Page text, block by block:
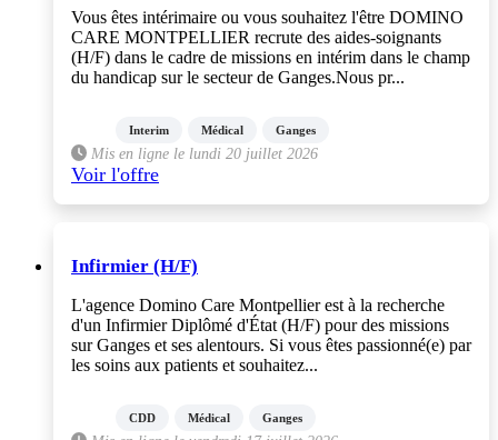
Vous êtes intérimaire ou vous souhaitez l'être DOMINO
CARE MONTPELLIER recrute des aides-soignants
(H/F) dans le cadre de missions en intérim dans le champ
du handicap sur le secteur de Ganges.Nous pr...
Interim Médical Ganges
Mis en ligne le lundi 20 juillet 2026
Voir l'offre
Infirmier (H/F)
L'agence Domino Care Montpellier est à la recherche
d'un Infirmier Diplômé d'État (H/F) pour des missions
sur Ganges et ses alentours. Si vous êtes passionné(e) par
les soins aux patients et souhaitez...
CDD Médical Ganges